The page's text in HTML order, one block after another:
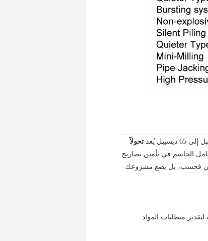
تحولاً
غالباً العامل الحاسم في تأمين تصاريح
فحسب، بل يضع مشروعك
لتقدير متطلبات المواد